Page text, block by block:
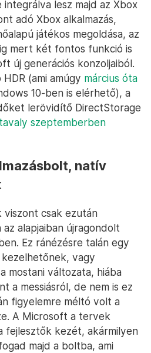
lesz majd az Xbox
adó Xbox alkalmazás,
játékos megoldása, az
mert két fontos funkció is
új generációs konzoljaiból.
(ami amúgy március óta
10-ben is elérhető), a
lerövidítő DirectStorage
tavaly szeptemberben
natív
viszont csak ezután
alapjaiban újragondolt
Ez ránézésre talán egy
vagy
mostani változata, hiába
a messiásról, de nem is ez
figyelemre méltó volt a
A Microsoft a tervek
fejlesztők kezét, akármilyen
majd a boltba, ami